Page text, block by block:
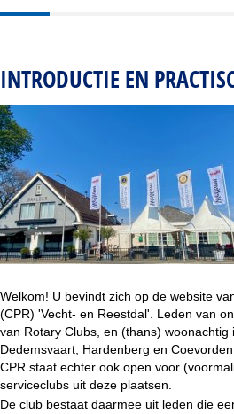
INTRODUCTIE EN
Welkom! U bevindt zich op de website
(CPR) 'Vecht- en Reestdal'. Leden van
van Rotary Clubs, en (thans) woonachtig
Dedemsvaart, Hardenberg en
CPR staat echter ook open voor
serviceclubs uit deze plaatsen.
De club bestaat daarmee uit leden die